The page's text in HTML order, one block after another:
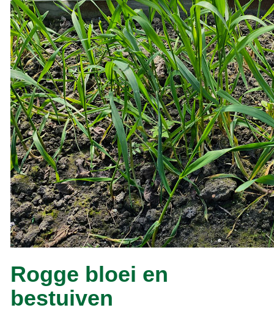
Rogge bloei en
bestuiven